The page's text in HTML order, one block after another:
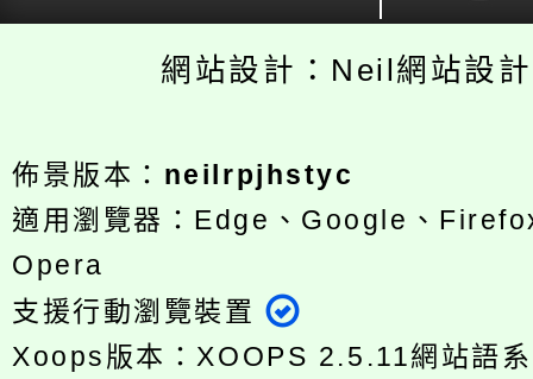
網站設計：Neil網站設
佈景版本： neilrpjhstyc
適用瀏覽器：Edge、Google、
Opera
支援行動瀏覽裝置
Xoops版本：XOOPS 2.5.11網站語